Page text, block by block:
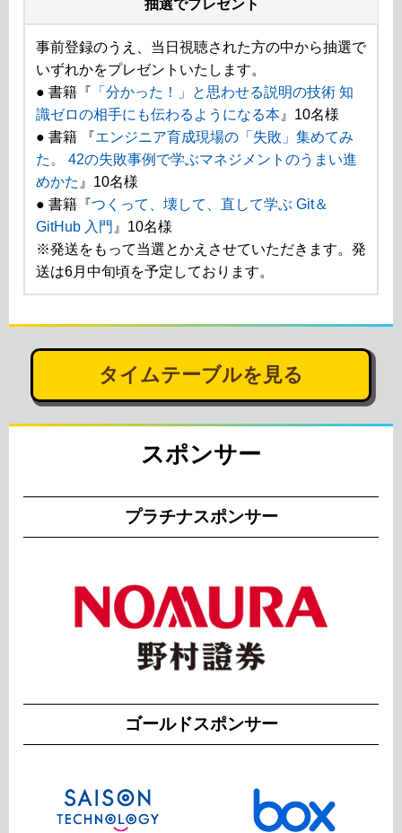
抽選でプレゼント
事前登録のうえ、当日視聴された方の中から抽選で
いずれかをプレゼントいたします。
● 書籍『 「分かった！」と思わせる説明の技術 知
識ゼロの相手にも伝わるようになる本 』10名様
● 書籍 『エンジニア育成現場の「失敗」集めてみ
た。 42の失敗事例で学ぶマネジメントのうまい進
めかた 』10名様
● 書籍『つくって、壊して、直して学ぶ Git＆
GitHub 入門 』10名様
※発送をもって当選とかえさせていただきます。発
送は6月中旬頃を予定しております。
タイムテーブルを見る
スポンサー
プラチナスポンサー
ゴールドスポンサー